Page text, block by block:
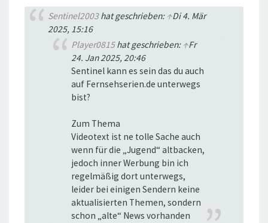
Sentinel2003hat geschrieben: ↑Di 4. Mär
2025, 15:16
Player0815hat geschrieben: ↑Fr
24. Jan 2025, 20:46
Sentinel kann es sein das du auch
auf Fernsehserien.de unterwegs
bist?
Zum Thema
Videotext ist ne tolle Sache auch
wenn für die „Jugend“ altbacken,
jedoch inner Werbung bin ich
regelmäßig dort unterwegs,
leider bei einigen Sendern keine
aktualisierten Themen, sondern
schon „alte“ News vorhanden